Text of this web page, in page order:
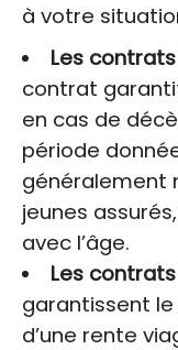
à votre
Les
contrat
en cas de
période
généralement
jeunes
avec l’âge.
Les
garantissent
d’une rente